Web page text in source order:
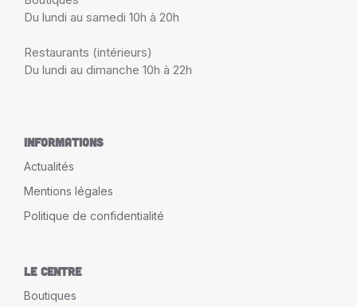
Du lundi au samedi 10h à 20h
Restaurants (intérieurs)
Du lundi au dimanche 10h à 22h
Informations
Actualités
Mentions légales
Politique de confidentialité
Le Centre
Boutiques